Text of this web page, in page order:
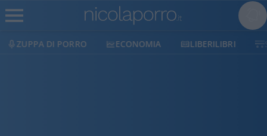
ECONOMIA LIBERILIBRI SHOP SOSTIENICI